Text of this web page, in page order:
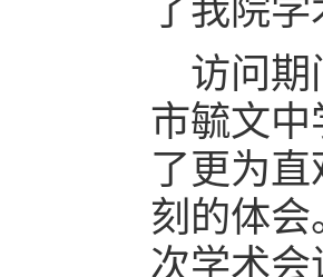
了我院
访问期
市毓文
了更为
刻的体
次学术